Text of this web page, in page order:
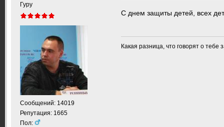
Гуру
Сообщений: 14019
Репутация: 1665
Пол:
С днем защиты детей, всех
Какая разница, что говорят о